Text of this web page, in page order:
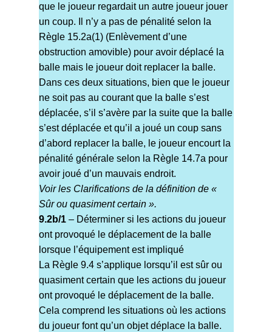
que le joueur regardait un autre joueur jouer
un coup. Il n’y a pas de pénalité selon la
Règle 15.2a(1) (Enlèvement d’une
obstruction amovible) pour avoir déplacé la
balle mais le joueur doit replacer la balle.
Dans ces deux situations, bien que le joueur
ne soit pas au courant que la balle s’est
déplacée, s’il s’avère par la suite que la balle
s’est déplacée et qu’il a joué un coup sans
d’abord replacer la balle, le joueur encourt la
pénalité générale selon la Règle 14.7a pour
avoir joué d’un mauvais endroit.
Voir les Clarifications de la définition de «
Sûr ou quasiment certain ».
9.2b/1– Déterminer si les actions du joueur
ont provoqué le déplacement de la balle
lorsque l’équipement est impliqué
La Règle 9.4 s’applique lorsqu’il est sûr ou
quasiment certain que les actions du joueur
ont provoqué le déplacement de la balle.
Cela comprend les situations où les actions
du joueur font qu’un objet déplace la balle.